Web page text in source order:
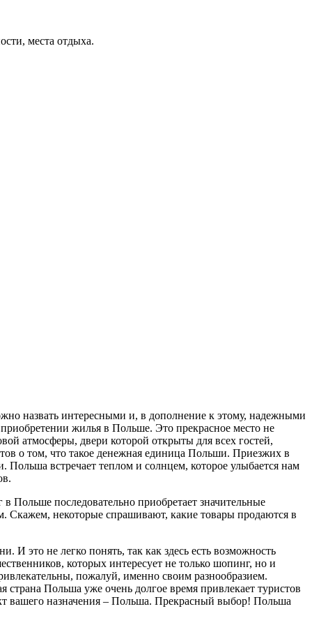
места отдыха.
назвать интересными и, в дополнение к этому, надежными
жилья в Польше. Это прекрасное место не
атмосферы, двери которой открыты для всех гостей,
о том, что такое денежная единица Польши. Приезжих в
встречает теплом и солнцем, которое улыбается нам
Польше последовательно приобретает значительные
некоторые спрашивают, какие товары продаются в
это не легко понять, так как здесь есть возможность
которых интересует не только шопинг, но и
пожалуй, именно своим разнообразием.
Польша уже очень долгое время привлекает туристов
вашего назначения – Польша. Прекрасный выбор! Польша